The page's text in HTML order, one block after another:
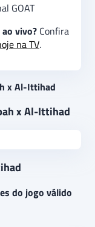
GOAT
vivo? Confira
na TV.
x Al-Ittihad
x Al-Ittihad
do jogo válido